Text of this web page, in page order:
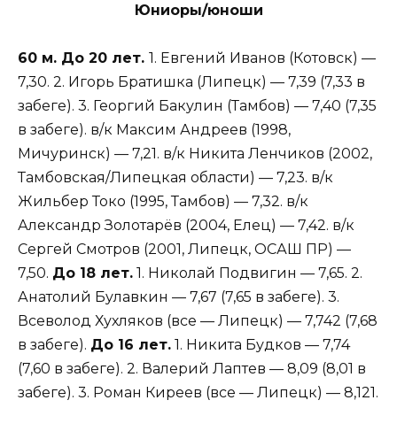
Юниоры/юноши
60 м. До 20 лет. 1. Евгений Иванов (Котовск) —
7,30. 2. Игорь Братишка (Липецк) — 7,39 (7,33 в
забеге). 3. Георгий Бакулин (Тамбов) — 7,40 (7,35
в забеге). в/к Максим Андреев (1998,
Мичуринск) — 7,21. в/к Никита Ленчиков (2002,
Тамбовская/Липецкая области) — 7,23. в/к
Жильбер Токо (1995, Тамбов) — 7,32. в/к
Александр Золотарёв (2004, Елец) — 7,42. в/к
Сергей Смотров (2001, Липецк, ОСАШ ПР) —
7,50. До 18 лет. 1. Николай Подвигин — 7,65. 2.
Анатолий Булавкин — 7,67 (7,65 в забеге). 3.
Всеволод Хухляков (все — Липецк) — 7,742 (7,68
в забеге). До 16 лет. 1. Никита Будков — 7,74
(7,60 в забеге). 2. Валерий Лаптев — 8,09 (8,01 в
забеге). 3. Роман Киреев (все — Липецк) — 8,121.